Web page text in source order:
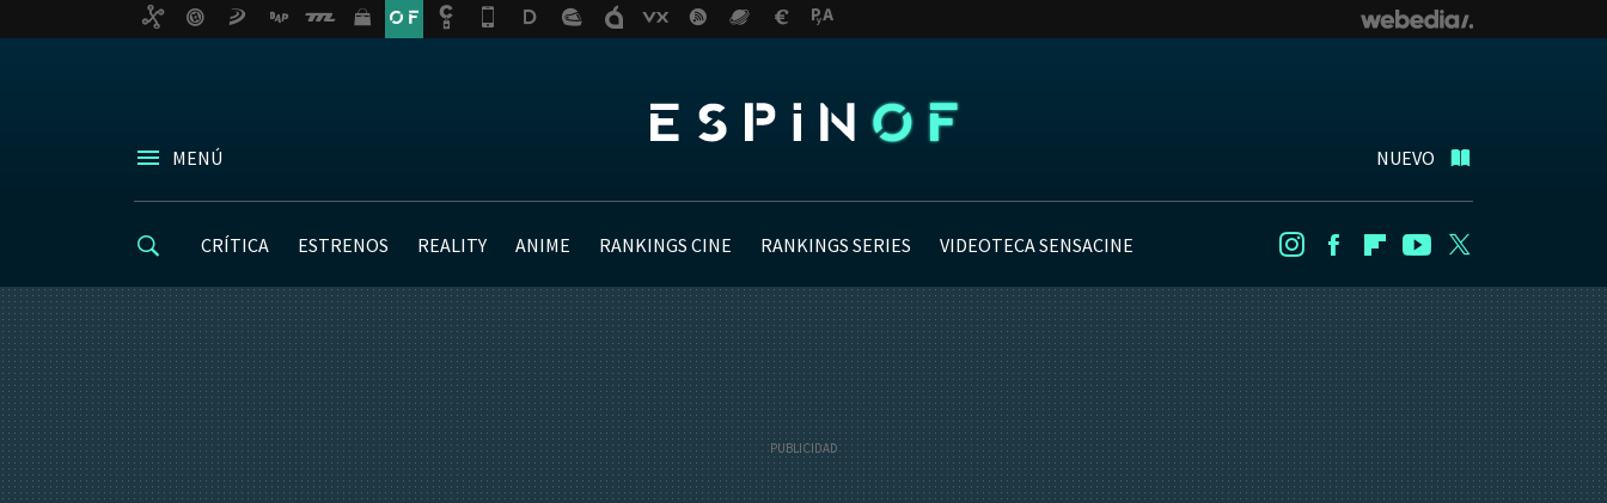
MENÚ NUEVO
CRÍTICA ESTRENOS REALITY ANIME RANKINGS CINE RANKINGS SERIES VIDEOTECA SENSACINE InstagramFacebookFlipboard
Youtube